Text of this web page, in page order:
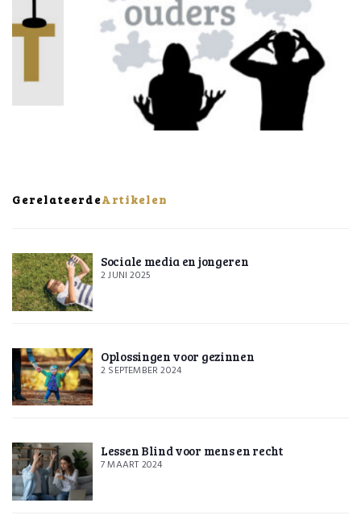
GerelateerdeArtikelen
Sociale media en jongeren
2 JUNI 2025
Oplossingen voor gezinnen
2 SEPTEMBER 2024
Lessen Blind voor mens en recht
7 MAART 2024